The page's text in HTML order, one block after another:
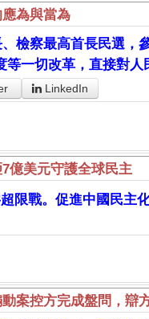
為與當為
檢察最高首長民選，
一切改革，直接對
LinkedIn
億美元守護全球民主
限戰。促進中國民主
案控方完成盤問，辯